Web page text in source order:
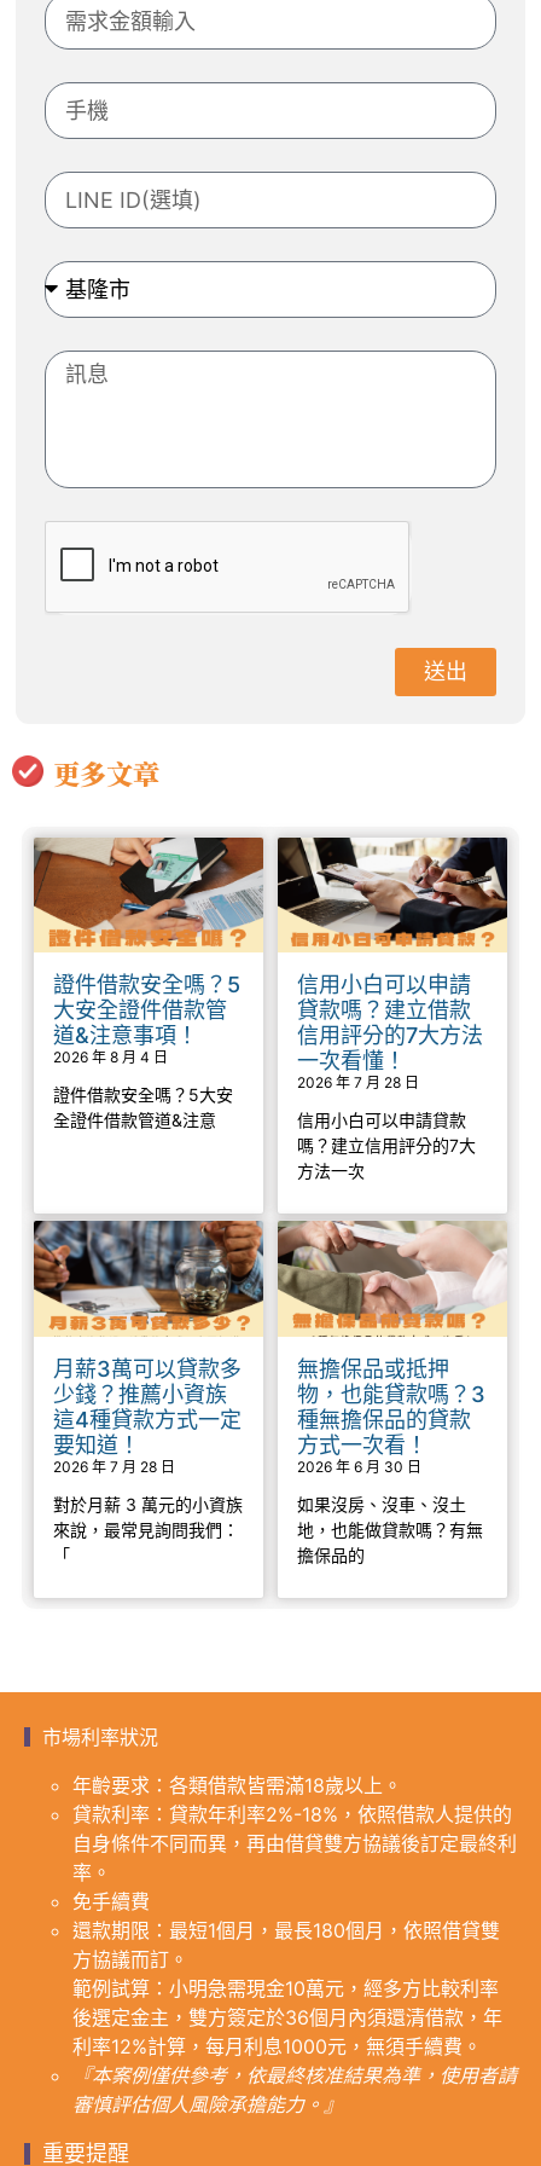
送出
更多文章
證件借款安全嗎？5
大安全證件借款管
道&注意事項！
2026 年 8 月 4 日
證件借款安全嗎？5大安
全證件借款管道&注意
信用小白可以申請
貸款嗎？建立借款
信用評分的7大方法
一次看懂！
2026 年 7 月 28 日
信用小白可以申請貸款
嗎？建立信用評分的7大
方法一次
月薪3萬可以貸款多
少錢？推薦小資族
這4種貸款方式一定
要知道！
2026 年 7 月 28 日
對於月薪 3 萬元的小資族
來說，最常見詢問我們：
「
無擔保品或抵押
物，也能貸款嗎？3
種無擔保品的貸款
方式一次看！
2026 年 6 月 30 日
如果沒房、沒車、沒土
地，也能做貸款嗎？有無
擔保品的
市場利率狀況
年齡要求：各類借款皆需滿18歲以上。
貸款利率：貸款年利率2%-18%，依照借款人提供的
自身條件不同而異，再由借貸雙方協議後訂定最終利
率。
免手續費
還款期限：最短1個月，最長180個月，依照借貸雙
方協議而訂。
範例試算：小明急需現金10萬元，經多方比較利率
後選定金主，雙方簽定於36個月內須還清借款，年
利率12%計算，每月利息1000元，無須手續費。
『本案例僅供參考，依最終核准結果為準，使用者請
審慎評估個人風險承擔能力。』
重要提醒